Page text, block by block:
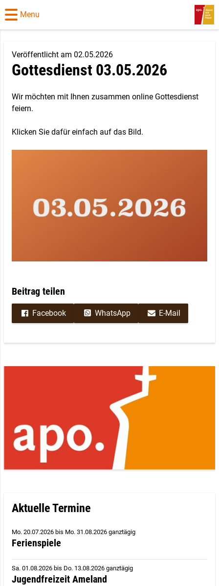
Menu
Veröffentlicht am 02.05.2026
Gottesdienst 03.05.2026
Wir möchten mit Ihnen zusammen online Gottesdienst
feiern.
Klicken Sie dafür einfach auf das Bild.
Beitrag teilen
Facebook WhatsApp E-Mail
Aktuelle Termine
Mo. 20.07.2026 bis Mo. 31.08.2026 ganztägig
Ferienspiele
Sa. 01.08.2026 bis Do. 13.08.2026 ganztägig
Jugendfreizeit Ameland